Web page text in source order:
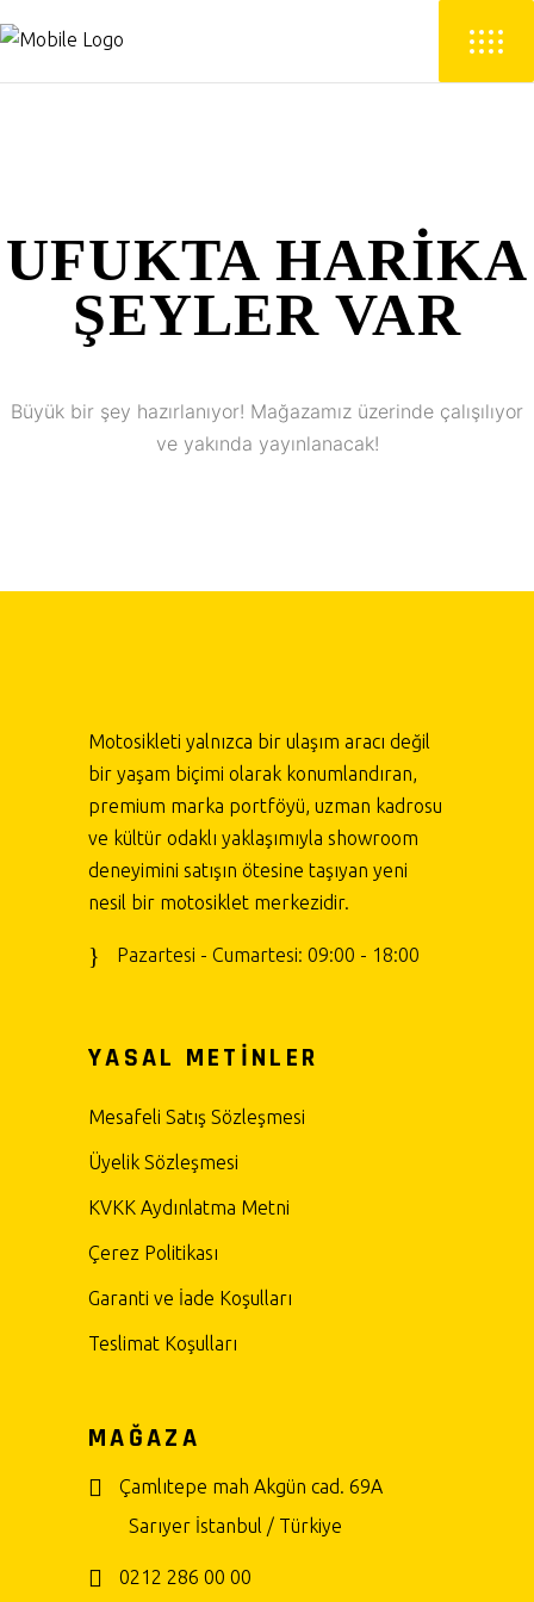
UFUKTA HARIKA
ŞEYLER VAR
Büyük bir şey hazırlanıyor! Mağazamız üzerinde çalışılıyor
ve yakında yayınlanacak!
Motosikleti yalnızca bir ulaşım aracı değil
bir yaşam biçimi olarak konumlandıran,
premium marka portföyü, uzman kadrosu
ve kültür odaklı yaklaşımıyla showroom
deneyimini satışın ötesine taşıyan yeni
nesil bir motosiklet merkezidir.
Pazartesi - Cumartesi: 09:00 - 18:00
YASAL METİNLER
Mesafeli Satış Sözleşmesi
Üyelik Sözleşmesi
KVKK Aydınlatma Metni
Çerez Politikası
Garanti ve İade Koşulları
Teslimat Koşulları
MAĞAZA
Çamlıtepe mah Akgün cad. 69A
Sarıyer İstanbul / Türkiye
0212 286 00 00